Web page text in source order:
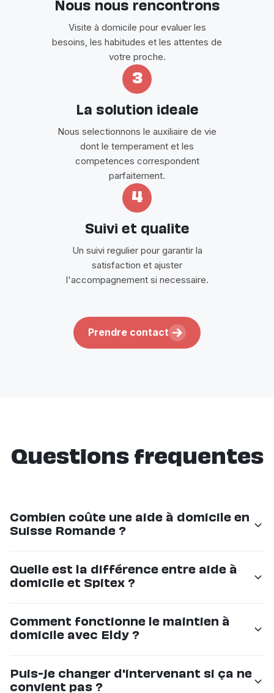
Nous nous rencontrons
Visite à domicile pour evaluer les
besoins, les habitudes et les attentes de
votre proche.
3
La solution ideale
Nous selectionnons le auxiliaire de vie
dont le temperament et les
competences correspondent
parfaitement.
4
Suivi et qualite
Un suivi regulier pour garantir la
satisfaction et ajuster
l'accompagnement si necessaire.
Prendre contact
Questions frequentes
Combien coûte une aide à domicile en
Suisse Romande ?
prix commencent à CHF 36/h pour un
accompagnement régulier. Pour une présence 24h/24
abordable qu'un EMS.
Quelle est la différence entre aide à
domicile et Spitex ?
(infirmiers). L'aide à domicile Eldy est non-médicale :
compagnie, aide au quotidien, courses, repas, sorties.
Comment fonctionne le maintien à
domicile avec Eldy ?
proche, ses habitudes et ses préférences. Pas de
Puis-je changer d'intervenant si ça ne
convient pas ?